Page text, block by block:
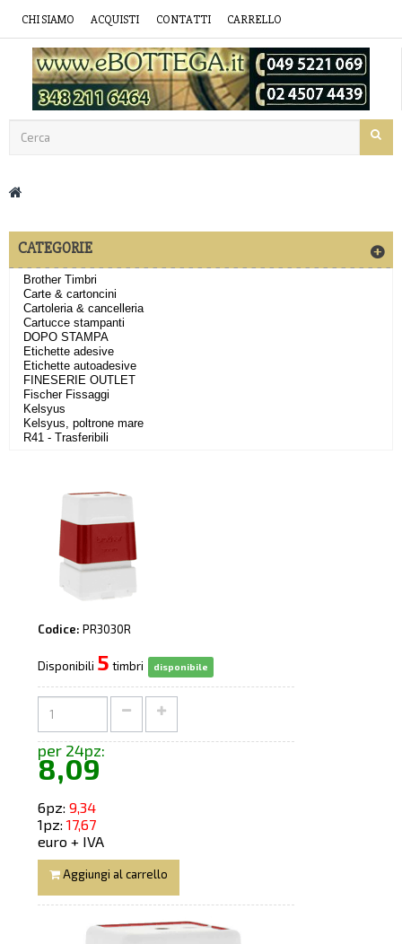
CHI SIAMO ACQUISTI CONTATTI CARRELLO
CATEGORIE
Brother Timbri
Carte & cartoncini
Cartoleria & cancelleria
Cartucce stampanti
DOPO STAMPA
Etichette adesive
Etichette autoadesive
FINESERIE OUTLET
Fischer Fissaggi
Kelsyus
Kelsyus, poltrone mare
R41 - Trasferibili
Codice: PR3030R
Disponibili 5 timbri disponibile
per 24pz:
8,09
6pz: 9,34
1pz: 17,67
euro + IVA
Aggiungi al carrello